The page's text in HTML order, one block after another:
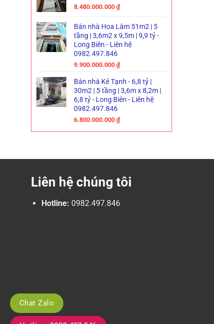
Chat Zalo
8.480.000.000 ₫
Bán nhà Hoa Lâm 51m2 | 5
tầng | 3,6m2 x 9,5m | 9,9 tỷ -
Long Biên - Liên hệ
0982.497.846
9.900.000.000 ₫
Bán nhà Kẻ Tạnh - 6,8 tỷ |
30m2 | 5 tầng | 3,6m x 8,2m |
6,8 tỷ - Long Biên - Liên hệ
0982.497.846
6.800.000.000 ₫
Liên hệ chúng tôi
Hotline: 0982.497.846